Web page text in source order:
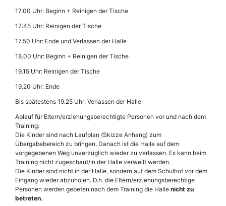
17.00 Uhr: Beginn + Reinigen der Tische
17:45 Uhr: Reinigen der Tische
17.50 Uhr: Ende und Verlassen der Halle
18.00 Uhr: Beginn + Reinigen der Tische
19.15 Uhr: Reinigen der Tische
19.20 Uhr: Ende
Bis spätestens 19.25 Uhr: Verlassen der Halle
Ablauf für Eltern/erziehungsberechtigte Personen vor und nach dem
Training:
Die Kinder sind nach Laufplan (Skizze Anhang) zum
Übergabebereich zu bringen. Danach ist die Halle auf dem
vorgegebenen Weg unverzüglich wieder zu verlassen. Es kann beim
Training nicht zugeschaut/in der Halle verweilt werden.
Die Kinder sind nicht in der Halle, sondern auf dem Schulhof vor dem
Eingang wieder abzuholen. D.h. die Eltern/erziehungsberechtige
Personen werden gebeten nach dem Training die Halle nicht zu
betreten.